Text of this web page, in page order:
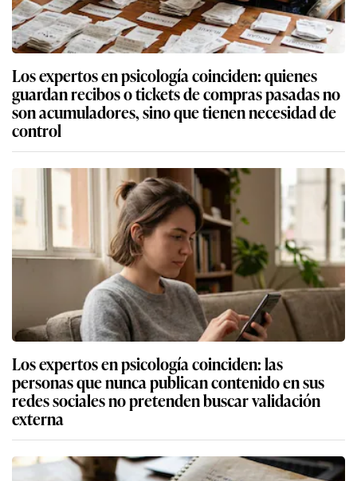
Los expertos en psicología coinciden: quienes
guardan recibos o tickets de compras pasadas no
son acumuladores, sino que tienen necesidad de
control
Los expertos en psicología coinciden: las
personas que nunca publican contenido en sus
redes sociales no pretenden buscar validación
externa